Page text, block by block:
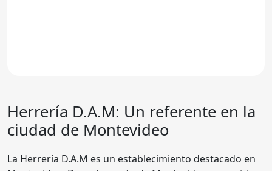
Herrería D.A.M: Un referente en la
ciudad de Montevideo
La Herrería D.A.M es un establecimiento destacado en